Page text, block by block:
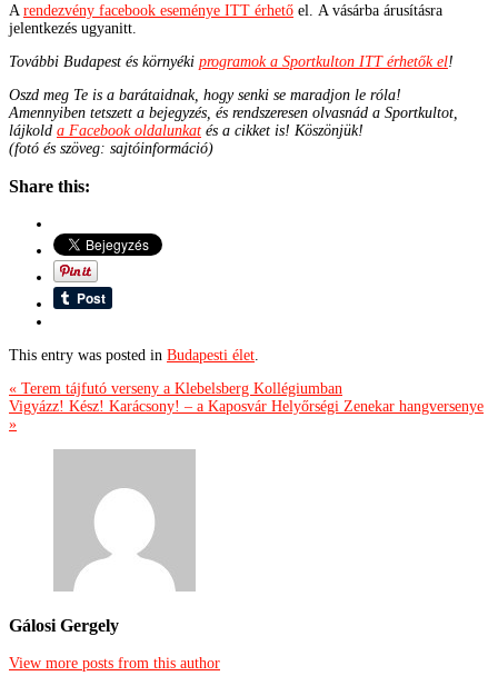
A rendezvény facebook eseménye ITT érhető el. A vásárba árusításra
jelentkezés ugyanitt.
További Budapest és környéki programok a Sportkulton ITT érhetők el!
Oszd meg Te is a barátaidnak, hogy senki se maradjon le róla!
Amennyiben tetszett a bejegyzés, és rendszeresen olvasnád a Sportkultot,
lájkold a Facebook oldalunkat és a cikket is! Köszönjük!
(fotó és szöveg: sajtóinformáció)
Share this:
This entry was posted in Budapesti élet.
« Terem tájfutó verseny a Klebelsberg Kollégiumban
Vigyázz! Kész! Karácsony! – a Kaposvár Helyőrségi Zenekar hangversenye
»
Gálosi Gergely
View more posts from this author